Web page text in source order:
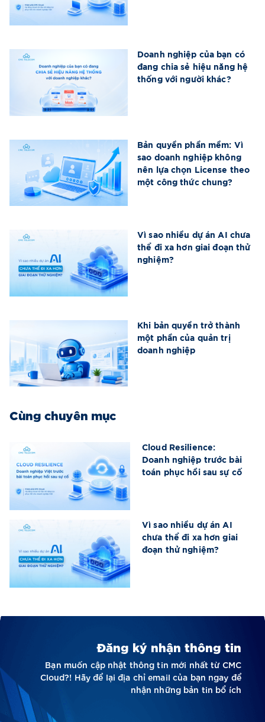
Doanh nghiệp của bạn có
đang chia sẻ hiệu năng hệ
thống với người khác?
Bản quyền phần mềm: Vì
sao doanh nghiệp không
nên lựa chọn License theo
một công thức chung?
Vì sao nhiều dự án AI chưa
thể đi xa hơn giai đoạn thử
nghiệm?
Khi bản quyền trở thành
một phần của quản trị
doanh nghiệp
Cùng chuyên mục
Cloud Resilience:
Doanh nghiệp trước bài
toán phục hồi sau sự cố
Vì sao nhiều dự án AI
chưa thể đi xa hơn giai
đoạn thử nghiệm?
Đăng ký nhận thông tin
Bạn muốn cập nhật thông tin mới nhất từ CMC
Cloud?! Hãy để lại địa chỉ email của bạn ngay để
nhận những bản tin bổ ích